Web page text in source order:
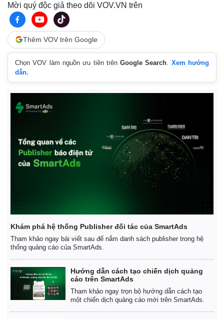
Mời quý độc giả theo dõi VOV.VN trên
Thêm VOV trên Google
Chọn VOV làm nguồn ưu tiên trênGoogle Search
Xem hướng
dẫn.
Khám phá hệ thống Publisher đối tác của SmartAds
Tham khảo ngay bài viết sau để nắm danh sách publisher trong hệ
thống quảng cáo của SmartAds.
Hướng dẫn cách tạo chiến dịch quảng
cáo trên SmartAds
Tham khảo ngay trọn bộ hướng dẫn cách tạo
một chiến dịch quảng cáo mới trên SmartAds.